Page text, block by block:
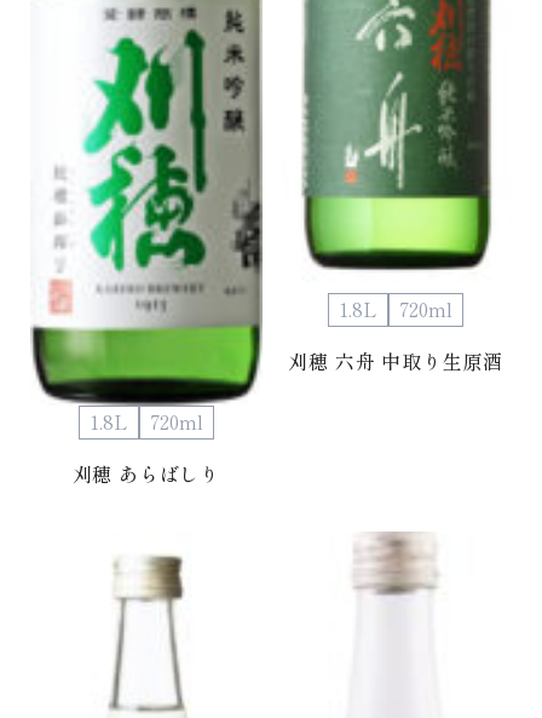
1.8L
720ml
刈穂 あらばしり
1.8L
720ml
刈穂 六舟 中取り生原酒